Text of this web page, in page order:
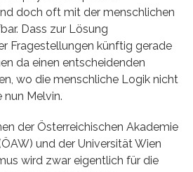
doch oft mit der menschlichen
Dass zur Lösung
Fragestellungen künftig gerade
da einen entscheidenden
wo die menschliche Logik nicht
Melvin.
der Österreichischen Akademie
und der Universität Wien
wird zwar eigentlich für die